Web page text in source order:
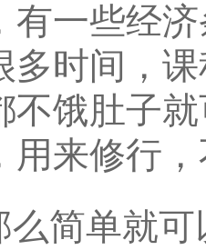
有一些经
多时间，
不饿肚子
用来修行
么简单就